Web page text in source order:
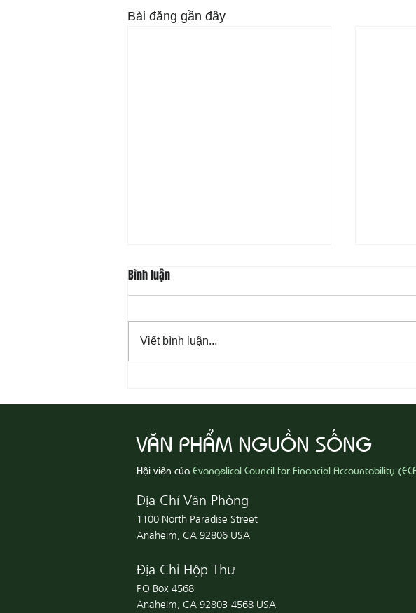
Bài đăng gần đây
08-07
Bình luận
Viết bình luận...
VĂN PHẨM NGUỒN SỐNG
Hội viên củaEvangelical Council for Financial Accountability
Địa Chỉ Văn Phòng
1100 North Paradise Street
Anaheim, CA 92806 USA
Địa Chỉ Hộp Thư
PO Box 4568
Anaheim, CA 92803-4568 USA